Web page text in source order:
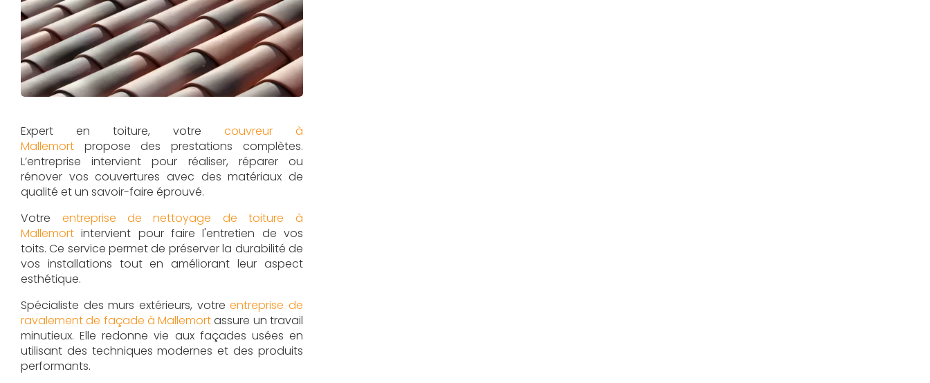
Expert en toiture, votre couvreur à
Mallemort propose des prestations complètes.
L’entreprise intervient pour réaliser, réparer ou
rénover vos couvertures avec des matériaux de
qualité et un savoir-faire éprouvé.
Votre entreprise de nettoyage de toiture à
Mallemort intervient pour faire l'entretien de vos
toits. Ce service permet de préserver la durabilité de
vos installations tout en améliorant leur aspect
esthétique.
Spécialiste des murs extérieurs, votreentreprise de
ravalement de façade à Mallemortassure un travail
minutieux. Elle redonne vie aux façades usées en
utilisant des techniques modernes et des produits
performants.